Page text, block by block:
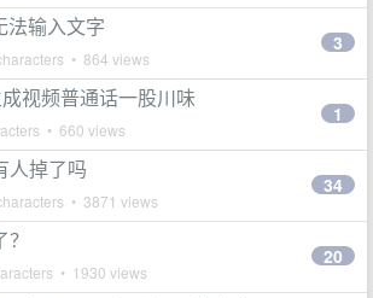
法输入文字
• 864 views
3
视频普通话一股川味
• 660 views
1
人掉了吗
• 3871 views
34
• 1930 views
20